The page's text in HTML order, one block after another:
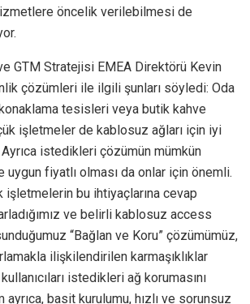
öncelik verilebilmesi de
GTM Stratejisi EMEA Direktörü Kevin
çözümleri ile ilgili şunları söyledi: Oda
tesisleri veya butik kahve
işletmeler de kablosuz ağları için iyi
istedikleri çözümün mümkün
uygun fiyatlı olması da onlar için önemli.
işletmelerin bu ihtiyaçlarına cevap
ve belirli kablosuz access
“Bağlan ve Koru” çözümümüz,
ilişkilendirilen karmaşıklıklar
istedikleri ağ korumasını
ayrıca, basit kurulumu, hızlı ve sorunsuz